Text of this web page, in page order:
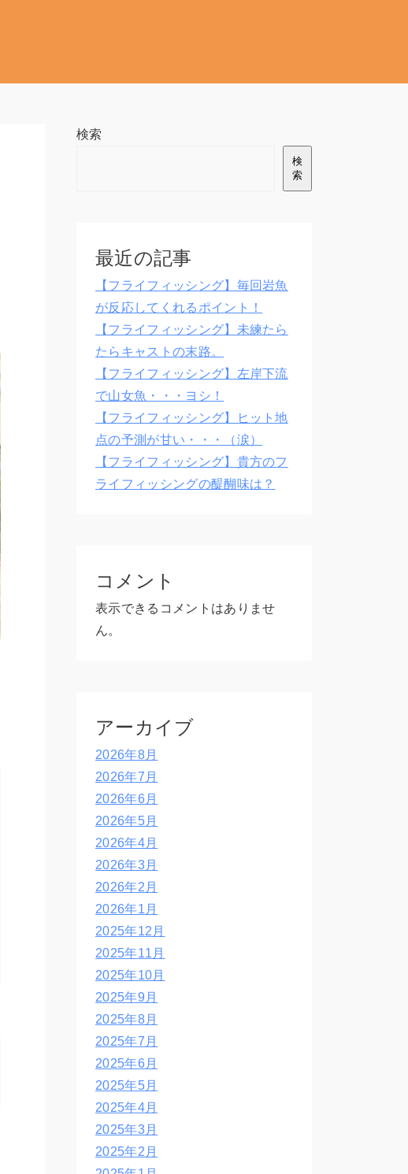
検索
検
索
最近の記事
【フライフィッシング】毎回岩魚
が反応してくれるポイント！
【フライフィッシング】未練たら
たらキャストの末路。
【フライフィッシング】左岸下流
で山女魚・・・ヨシ！
【フライフィッシング】ヒット地
点の予測が甘い・・・（涙）
【フライフィッシング】貴方のフ
ライフィッシングの醍醐味は？
コメント
表示できるコメントはありませ
ん。
アーカイブ
2026年8月
2026年7月
2026年6月
2026年5月
2026年4月
2026年3月
2026年2月
2026年1月
2025年12月
2025年11月
2025年10月
2025年9月
2025年8月
2025年7月
2025年6月
2025年5月
2025年4月
2025年3月
2025年2月